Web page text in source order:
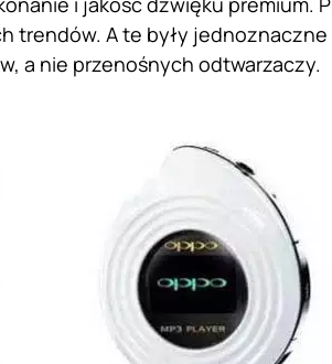
trendów. A te były jednoznaczne
a nie przenośnych odtwarzaczy.